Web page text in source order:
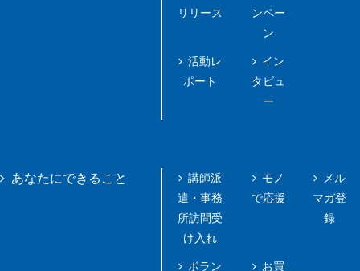
リリース
活動レ
ポート
ンペー
ン
イン
タビュ
ー
あなたにできること
講師派
遣・事務
所訪問受
け入れ
ボラン
モノ
で応援
お買
メル
マガ登
録